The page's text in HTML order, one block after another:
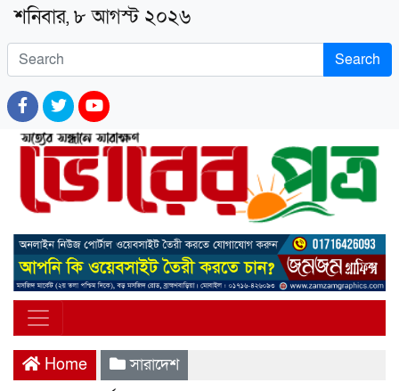
শনিবার, ৮ আগস্ট ২০২৬
Search
Home সারাদেশ